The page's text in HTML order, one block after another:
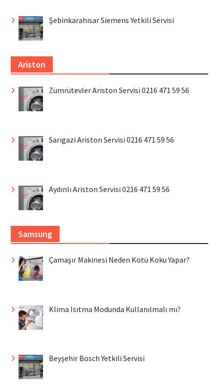
Şebinkarahisar Siemens Yetkili Servisi
Ariston
Zümrütevler Ariston Servisi 0216 471 59 56
Sarıgazi Ariston Servisi 0216 471 59 56
Aydınlı Ariston Servisi 0216 471 59 56
Samsung
Çamaşır Makinesi Neden Kötü Koku Yapar?
Klima Isıtma Modunda Kullanılmalı mı?
Beyşehir Bosch Yetkili Servisi